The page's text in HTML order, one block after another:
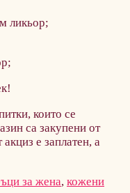
ликьор;
които се
са закупени от
е заплатен, а
за жена, кожени